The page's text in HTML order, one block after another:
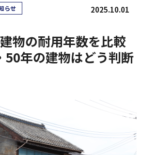
らせ 2025.10.01
物の耐用年数を比較
年の建物はどう判断